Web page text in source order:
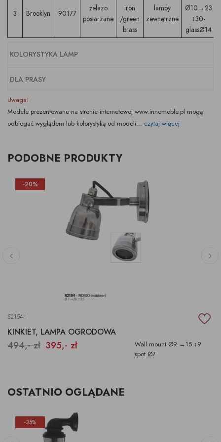
3 Brooklyn 90177
żelazo
postarzane
iron
/green
brass
lampy
zewnętrzne
Ø10→23
↕30-
glassØ14
KOLORYSTYKA LAMP
DLA PRASY
Uwaga!
Modele prezentowane na stronie internetowej www.innemeble.pl mogą
odbiegać wyglądem lub kolorystyką od modeli... czytaj więcej
PODOBNE PRODUKTY
-20%
52154!
KINKIET, LAMPA OGRODOWA
494,- zł 395,- zł
Wall mount Ø9 →15 ↕9
spot Ø7
OSTATNIO OGLĄDANE
-35%